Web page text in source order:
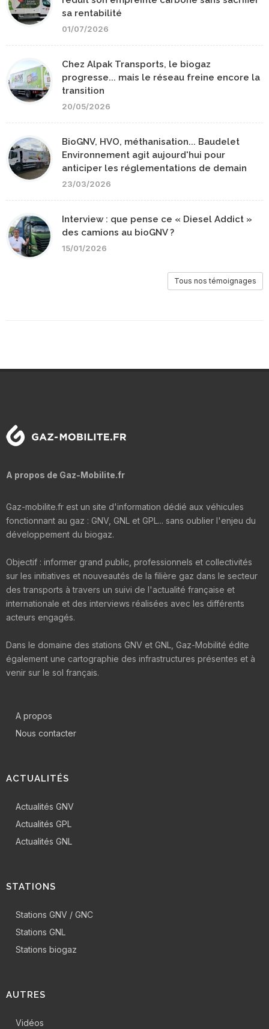
sa rentabilité
01/07/2026
Chez Alpak Transports, le biogaz
progresse... mais le réseau freine encore la
transition
20/05/2026
BioGNV, HVO, méthanisation... Baudelet
Environnement agit aujourd'hui pour
anticiper les réglementations de demain
23/03/2026
Interview : que pense ce « Diesel Addict »
des camions au bioGNV ?
15/01/2026
Tous nos témoignages
A propos de Gaz-Mobilite.fr
Gaz-mobilite.fr est un site d'information dédié aux véhicules
fonctionnant au gaz : GNV, GNL et GPL... sans oublier l'enjeu du
développement du biogaz.
Objectif : informer grand public, professionnels et collectivités
sur les initiatives et nouveautés de la filière gaz dans le secteur
des transports à travers un suivi de l'actualité française et
internationale et des interviews réalisées avec les différents
acteurs engagés.
Dans le domaine des stations GNV et GNL, Gaz-Mobilité édite
également une cartographie des infrastructures présentes et à
venir sur le sol français.
A propos
Nous contacter
ACTUALITÉS
Actualités GNV
Actualités GPL
Actualités GNL
STATIONS
Stations GNV / GNC
Stations GNL
Stations biogaz
AUTRES
Vidéos